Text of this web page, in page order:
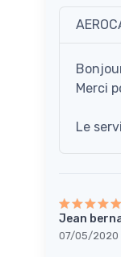
Merci
Le
Jean
07/05/2020